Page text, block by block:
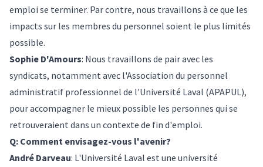
emploi se terminer. Par contre, nous travaillons à ce que les
impacts sur les membres du personnel soient le plus limités
possible.
Sophie D'Amours: Nous travaillons de pair avec les
syndicats, notamment avec l'Association du personnel
administratif professionnel de l'Université Laval (APAPUL),
pour accompagner le mieux possible les personnes qui se
retrouveraient dans un contexte de fin d'emploi.
Q: Comment envisagez-vous l'avenir?
André Darveau: L'Université Laval est une université